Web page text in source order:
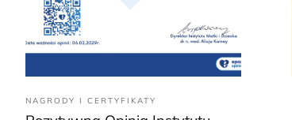
NAGRODY I CERTYFIKATY